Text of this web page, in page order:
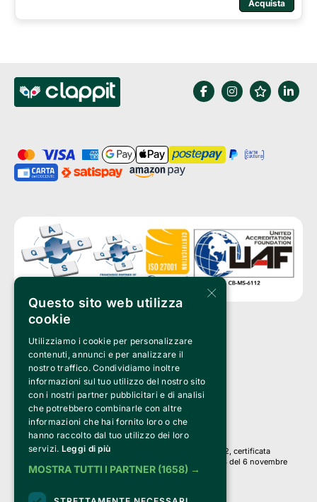
Acquista
Clappit è un marchio di proprietà di:
Bemils Srl
a Socio Unico
Via Fosse Ardeatine, 4 -20092 Cinisello Balsamo (MI)
PI 05589050961
Iscr. C.C.I.A.A. Milano R.E.A. 1833471
© 2010-2025 Bemils Srl - Tutti i diritti riservati
Credits:
Clappit è basato sulla piattaforma di biglietteria Belive 6.2, certificata
dall’Agenzia delle Entrate con protocollo n. 2025/445474 del 6 novembre
2025.
×
Questo sito web utilizza
cookie
Utilizziamo i cookie per personalizzare
contenuti, annunci e per analizzare il
nostro traffico. Condividiamo inoltre
informazioni sul tuo utilizzo del nostro sito
con i nostri partner pubblicitari e di analisi
che potrebbero combinarle con altre
informazioni che hai fornito loro o che
hanno raccolto dal tuo utilizzo dei loro
servizi. Leggi di più
MOSTRA TUTTI I PARTNER (1658) →